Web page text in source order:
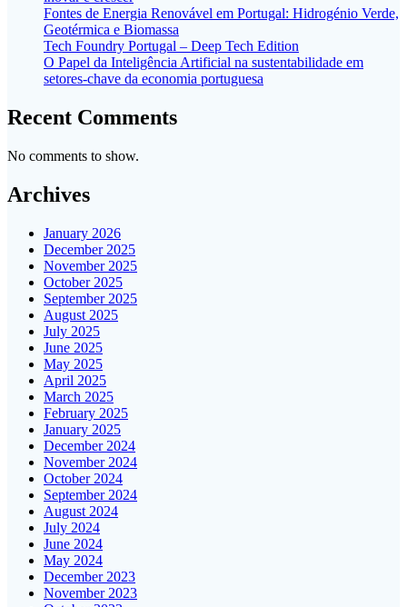
Fontes de Energia Renovável em Portugal: Hidrogénio Verde,
Geotérmica e Biomassa
Tech Foundry Portugal – Deep Tech Edition
O Papel da Inteligência Artificial na sustentabilidade em
setores-chave da economia portuguesa
Recent Comments
No comments to show.
Archives
January 2026
December 2025
November 2025
October 2025
September 2025
August 2025
July 2025
June 2025
May 2025
April 2025
March 2025
February 2025
January 2025
December 2024
November 2024
October 2024
September 2024
August 2024
July 2024
June 2024
May 2024
December 2023
November 2023